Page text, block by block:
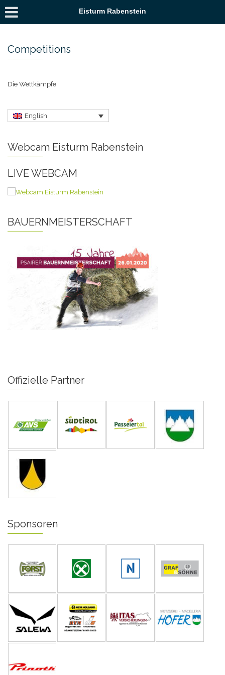
Eisturm Rabenstein
Competitions
Die Wettkämpfe
English
Webcam Eisturm Rabenstein
LIVE WEBCAM
BAUERNMEISTERSCHAFT
Offizielle Partner
Sponsoren